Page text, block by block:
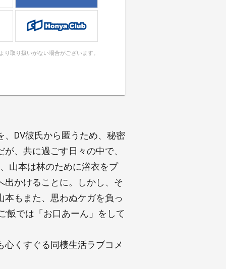
り取り扱いがない場合がございます。
DV彼氏から匿うため、秘密
、共に過ごす日々の中で、
山本は林のために浴衣をプ
出かけることに。しかし、そ
もまた、思わぬケガを負っ
では「お口あーん」をして
くすぐる同棲生活ラブコメ